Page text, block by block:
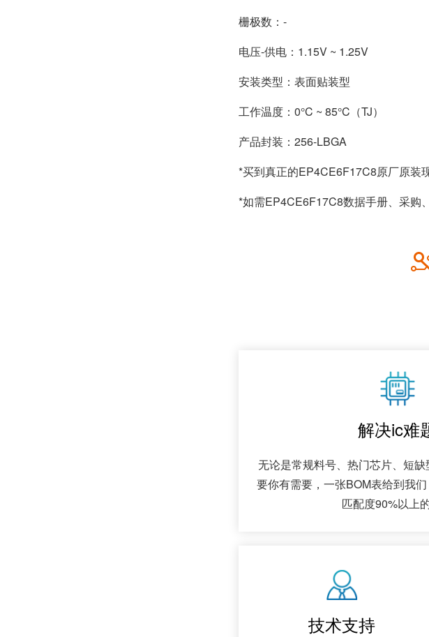
栅极数：-
电压-供电：1.15V ~ 1.25V
安装类型：表面贴装型
工作温度：0°C ~ 85°C（TJ）
产品封装：256-LBGA
*买到真正的EP4CE6F17C8原厂原装
*如需EP4CE6F17C8数据手册、采购
解决ic难
无论是常规料号、热门芯片、短
要你有需要，一张BOM表给到我
匹配度90%以上
技术支持